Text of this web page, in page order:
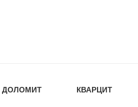
ДОЛОМИТ КВАРЦИТ